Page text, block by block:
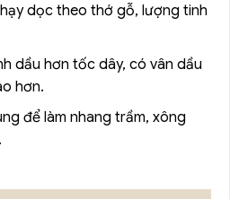
dọc theo thớ gỗ, lượng tinh
dầu hơn tốc dây, có vân dầu
hơn.
để làm nhang trầm, xông